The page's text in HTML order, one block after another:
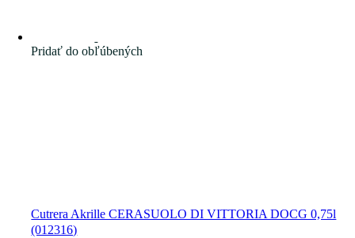
Pridať do obľúbených
Cutrera Akrille CERASUOLO DI VITTORIA DOCG 0,75l
(012316)